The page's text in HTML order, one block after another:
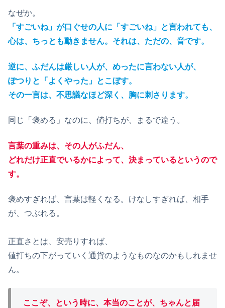
なぜか。
「すごいね」が口ぐせの人に「すごいね」と言われても、
心は、ちっとも動きません。それは、ただの、音です。
逆に、ふだんは厳しい人が、めったに言わない人が、
ぽつりと「よくやった」とこぼす。
その一言は、不思議なほど深く、胸に刺さります。
同じ「褒める」なのに、値打ちが、まるで違う。
言葉の重みは、その人がふだん、
どれだけ正直でいるかによって、決まっているというので
す。
褒めすぎれば、言葉は軽くなる。けなしすぎれば、相手
が、つぶれる。
正直さとは、安売りすれば、
値打ちの下がっていく通貨のようなものなのかもしれませ
ん。
ここぞ、という時に、本当のことが、ちゃんと届